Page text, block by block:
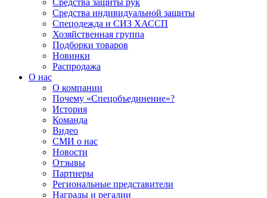
Средства защиты рук
Средства индивидуальной защиты
Спецодежда и СИЗ ХАССП
Хозяйственная группа
Подборки товаров
Новинки
Распродажа
О нас
О компании
Почему «Спецобъединение»?
История
Команда
Видео
СМИ о нас
Новости
Отзывы
Партнеры
Региональные представители
Награды и регалии